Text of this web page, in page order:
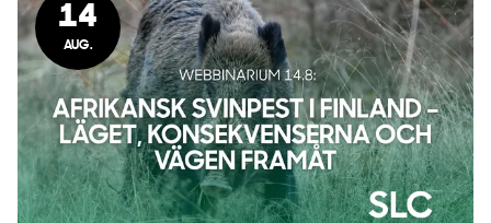
14
AUG.